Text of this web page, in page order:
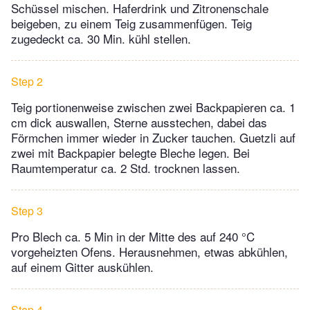
Schüssel mischen. Haferdrink und Zitronenschale
beigeben, zu einem Teig zusammenfügen. Teig
zugedeckt ca. 30 Min. kühl stellen.
Step 2
Teig portionenweise zwischen zwei Backpapieren ca. 1
cm dick auswallen, Sterne ausstechen, dabei das
Förmchen immer wieder in Zucker tauchen. Guetzli auf
zwei mit Backpapier belegte Bleche legen. Bei
Raumtemperatur ca. 2 Std. trocknen lassen.
Step 3
Pro Blech ca. 5 Min in der Mitte des auf 240 °C
vorgeheizten Ofens. Herausnehmen, etwas abkühlen,
auf einem Gitter auskühlen.